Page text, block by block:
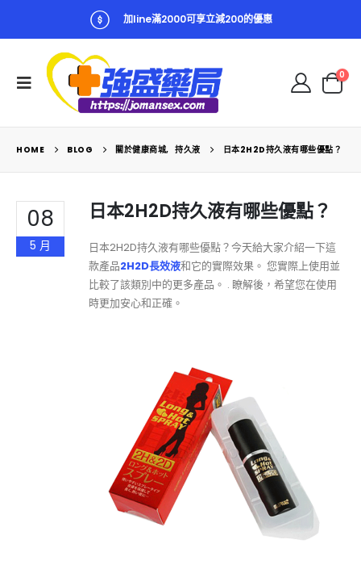
加line滿2000可享立減200的優惠
0
HOME BLOG 關於健康商城, 持久液 日本2H2D持久液有哪些優點？
08
5 月
日本2H2D持久液有哪些優點？
日本2H2D持久液有哪些優點？今天給大家介紹一下這
款產品2H2D長效液和它的實際效果。 您實際上使用並
比較了該類別中的更多產品。 . 瞭解後，希望您在使用
時更加安心和正確。